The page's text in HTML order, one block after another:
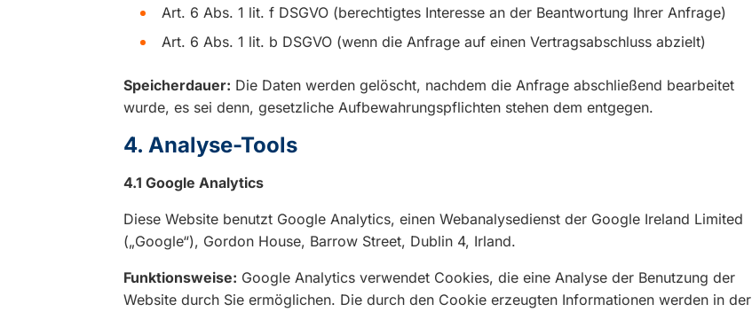
Art. 6 Abs. 1 lit. f DSGVO (berechtigtes Interesse an der Beantwortung Ihrer Anfrage)
Art. 6 Abs. 1 lit. b DSGVO (wenn die Anfrage auf einen Vertragsabschluss abzielt)
Speicherdauer: Die Daten werden gelöscht, nachdem die Anfrage abschließend bearbeitet
wurde, es sei denn, gesetzliche Aufbewahrungspflichten stehen dem entgegen.
4. Analyse-Tools
4.1 Google Analytics
Diese Website benutzt Google Analytics, einen Webanalysedienst der Google Ireland Limited
(„Google“), Gordon House, Barrow Street, Dublin 4, Irland.
Funktionsweise: Google Analytics verwendet Cookies, die eine Analyse der Benutzung der
Website durch Sie ermöglichen. Die durch den Cookie erzeugten Informationen werden in der